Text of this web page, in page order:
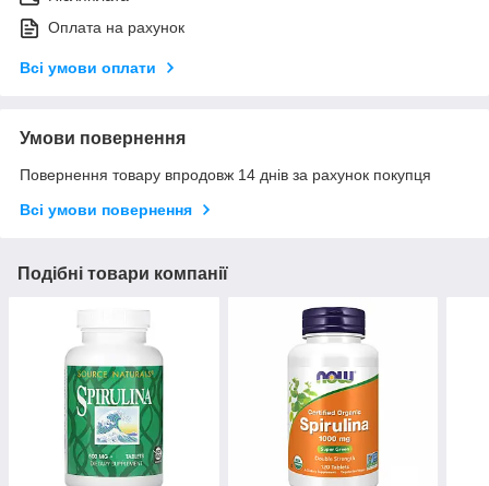
Оплата на рахунок
Всі умови оплати
Умови повернення
Повернення товару впродовж 14 днів за рахунок покупця
Всі умови повернення
Подібні товари компанії